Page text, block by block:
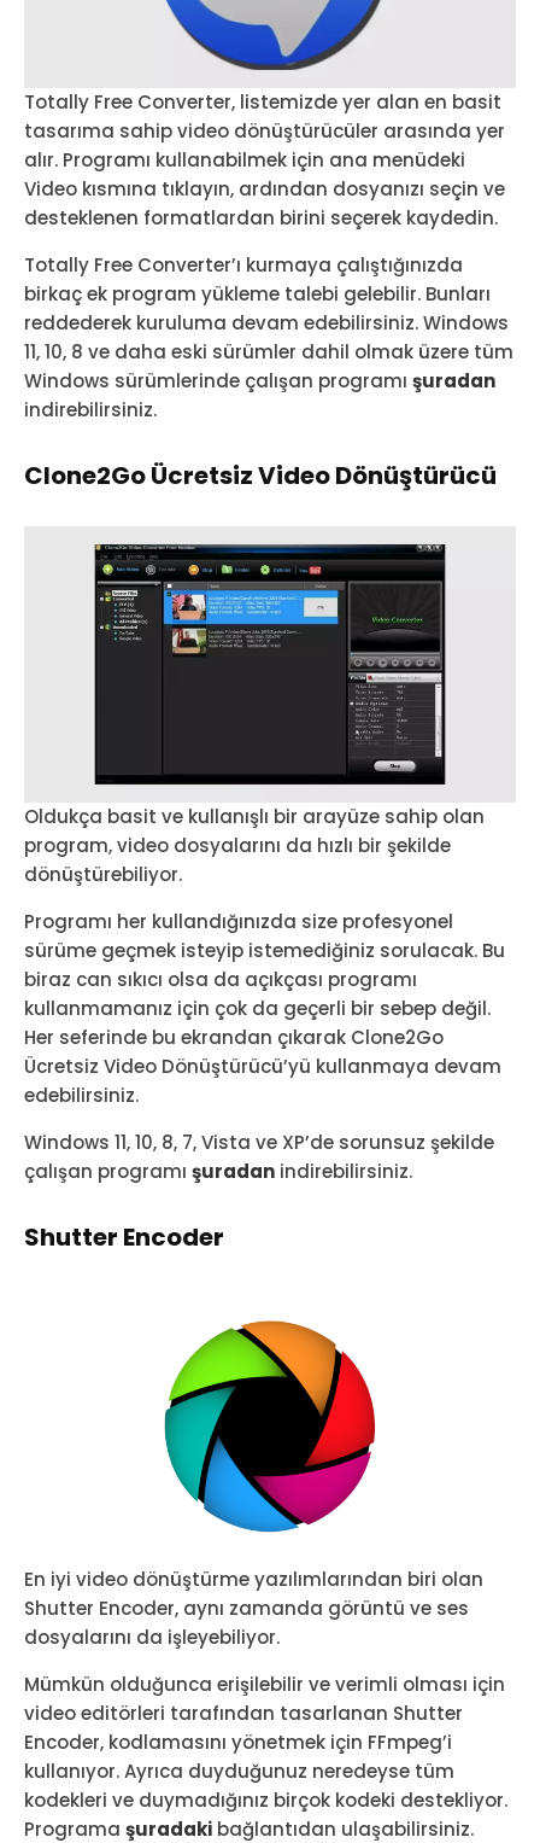
Totally Free Converter, listemizde yer alan en basit
tasarıma sahip video dönüştürücüler arasında yer
alır. Programı kullanabilmek için ana menüdeki
Video kısmına tıklayın, ardından dosyanızı seçin ve
desteklenen formatlardan birini seçerek kaydedin.
Totally Free Converter’ı kurmaya çalıştığınızda
birkaç ek program yükleme talebi gelebilir. Bunları
reddederek kuruluma devam edebilirsiniz. Windows
11, 10, 8 ve daha eski sürümler dahil olmak üzere tüm
Windows sürümlerinde çalışan programı şuradan
indirebilirsiniz.
Clone2Go Ücretsiz Video Dönüştürücü
Oldukça basit ve kullanışlı bir arayüze sahip olan
program, video dosyalarını da hızlı bir şekilde
dönüştürebiliyor.
Programı her kullandığınızda size profesyonel
sürüme geçmek isteyip istemediğiniz sorulacak. Bu
biraz can sıkıcı olsa da açıkçası programı
kullanmamanız için çok da geçerli bir sebep değil.
Her seferinde bu ekrandan çıkarak Clone2Go
Ücretsiz Video Dönüştürücü’yü kullanmaya devam
edebilirsiniz.
Windows 11, 10, 8, 7, Vista ve XP’de sorunsuz şekilde
çalışan programı şuradan indirebilirsiniz.
Shutter Encoder
En iyi video dönüştürme yazılımlarından biri olan
Shutter Encoder, aynı zamanda görüntü ve ses
dosyalarını da işleyebiliyor.
Mümkün olduğunca erişilebilir ve verimli olması için
video editörleri tarafından tasarlanan Shutter
Encoder, kodlamasını yönetmek için FFmpeg’i
kullanıyor. Ayrıca duyduğunuz neredeyse tüm
kodekleri ve duymadığınız birçok kodeki destekliyor.
Programa şuradaki bağlantıdan ulaşabilirsiniz.